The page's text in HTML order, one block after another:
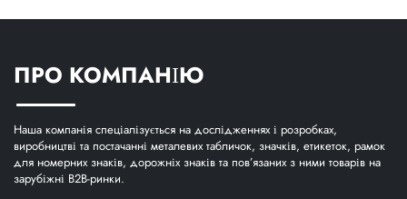
ПРО КОМПАНІЮ
Наша компанія спеціалізується на дослідженнях і розробках,
виробництві та постачанні металевих табличок, значків, етикеток, рамок
для номерних знаків, дорожніх знаків та пов’язаних з ними товарів на
зарубіжні B2B-ринки.